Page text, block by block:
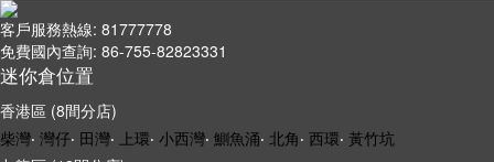
客戶服務熱線: 81777778
免費國內查詢: 86-755-82823331
迷你倉位置
香港區 (8間分店)
柴灣‧ 灣仔‧ 田灣‧ 上環‧ 小西灣‧ 鰂魚涌‧ 北角‧ 西環‧ 黃竹坑